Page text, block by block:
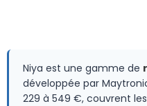
Niya est une gamme de
développée par
229 à 549 €, couvrent